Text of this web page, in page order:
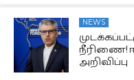
NEWS
நீரிணை!
அறிவிப்பு